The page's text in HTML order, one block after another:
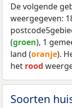
De volgende
weergegeven:
(groen), 1
land (oranje).
het rood
Soorten